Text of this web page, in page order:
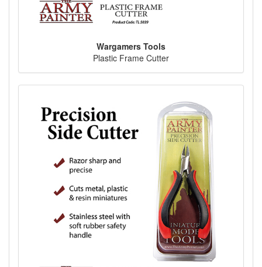
Wargamers Tools
Plastic Frame Cutter